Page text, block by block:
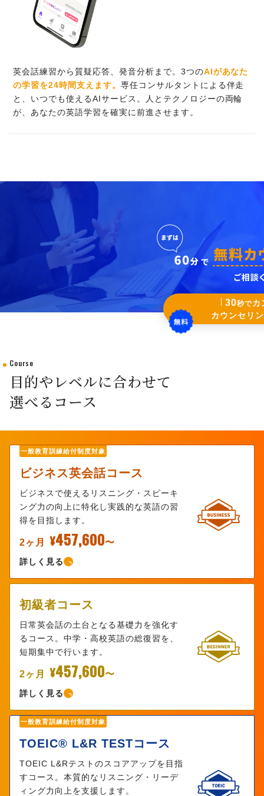
英会話練習から質疑応答、発音分析まで。3つのAIがあなた
の学習を24時間支えます。 専任コンサルタントによる伴走
と、いつでも使えるAIサービス。人とテクノロジーの両輪
が、あなたの英語学習を確実に前進させます。
30秒でカ
カウンセリ
Course
目的やレベルに合わせて
選べるコース
一般教育訓練給付制度対象
ビジネス英会話コース
ビジネスで使えるリスニング・スピーキ
ング力の向上に特化し実践的な英語の習
得を目指します。
2ヶ月 ¥457,600〜
詳しく見る
初級者コース
日常英会話の土台となる基礎力を強化す
るコース。中学・高校英語の総復習を、
短期集中で行います。
2ヶ月 ¥457,600〜
詳しく見る
一般教育訓練給付制度対象
TOEIC® L&R TESTコース
TOEIC L&Rテストのスコアアップを目指
すコース。本質的なリスニング・リーデ
ィング力向上を支援します。